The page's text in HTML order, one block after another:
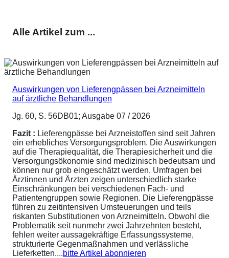
Alle Artikel zum ...
Auswirkungen von Lieferengpässen bei Arzneimitteln
auf ärztliche Behandlungen
Jg. 60, S. 56DB01; Ausgabe 07 / 2026
Fazit : Lieferengpässe bei Arzneistoffen sind seit Jahren
ein erhebliches Versorgungsproblem. Die Auswirkungen
auf die Therapiequalität, die Therapiesicherheit und die
Versorgungsökonomie sind medizinisch bedeutsam und
können nur grob eingeschätzt werden. Umfragen bei
Ärztinnen und Ärzten zeigen unterschiedlich starke
Einschränkungen bei verschiedenen Fach- und
Patientengruppen sowie Regionen. Die Lieferengpässe
führen zu zeitintensiven Umsteuerungen und teils
riskanten Substitutionen von Arzneimitteln. Obwohl die
Problematik seit nunmehr zwei Jahrzehnten besteht,
fehlen weiter aussagekräftige Erfassungssysteme,
strukturierte Gegenmaßnahmen und verlässliche
Lieferketten....bitte Artikel abonnieren